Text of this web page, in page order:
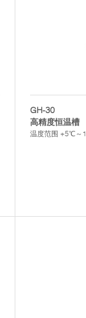
GH-30
高精度恒温槽
温度范围 +5℃～